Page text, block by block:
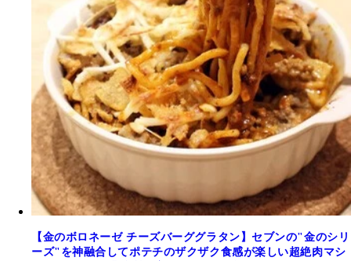
【金のボロネーゼ チーズバーググラタン】セブンの"金のシリ
ーズ"を神融合してポテチのザクザク食感が楽しい超絶肉マシ